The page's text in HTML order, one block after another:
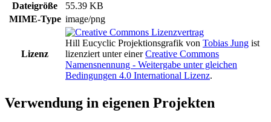
Dateigröße
55.39 KB
MIME-Type image/png
Lizenz
Hill Eucyclic Projektionsgrafik von Tobias Jung ist
lizenziert unter einerCreative Commons
Namensnennung - Weitergabe unter gleichen
Bedingungen 4.0 International Lizenz.
Verwendung in eigenen Projekten